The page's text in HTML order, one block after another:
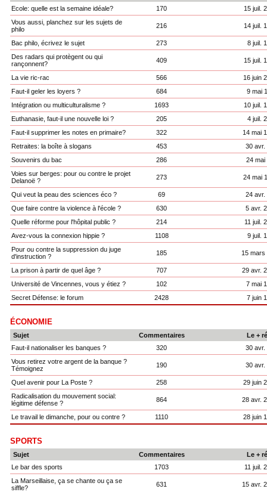
Ecole: quelle est la semaine idéale?
170
15 juil.
Vous aussi, planchez sur les sujets de
philo
216 14 juil.
Bac philo, écrivez le sujet 273
8 juil.
Des radars qui protègent ou qui
rançonnent?
409 15 juil.
La vie ric-rac 566
16 juin
Faut-il geler les loyers ?
684
9 mai
Intégration ou multiculturalisme ?
1693
10 juil.
Euthanasie, faut-il une nouvelle loi ?
205
4 juil.
Faut-il supprimer les notes en primaire?
322
14 mai
Retraites: la boîte à slogans
453
30 avr.
Souvenirs du bac
286
24 mai
Voies sur berges: pour ou contre le projet
Delanoë ?
273 24 mai
Qui veut la peau des sciences éco ? 69
24 avr.
Que faire contre la violence à l'école ?
630
5 avr.
Quelle réforme pour l'hôpital public ?
214
11 juil.
Avez-vous la connexion hippie ?
1108
9 juil.
Pour ou contre la suppression du juge
d'instruction ?
185 15 mars
La prison à partir de quel âge ? 707
29 avr.
Université de Vincennes, vous y étiez ?
102
7 mai
Secret Défense: le forum
2428 7 juin
ÉCONOMIE
Sujet Commentaires
Le +
Faut-il nationaliser les banques ?
320
30 avr.
Vous retirez votre argent de la banque ?
Témoignez
190 30 avr.
Quel avenir pour La Poste ? 258
29 juin
Radicalisation du mouvement social:
légitime défense ?
864 28 avr.
Le travail le dimanche, pour ou contre ? 1110 28 juin
SPORTS
Sujet Commentaires
Le +
Le bar des sports
1703
11 juil.
La Marseillaise, ça se chante ou ça se
siffle?
631 15 avr.